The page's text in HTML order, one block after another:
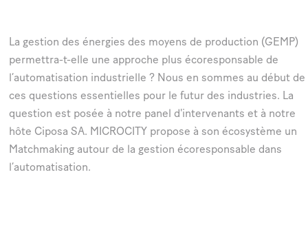
La gestion des énergies des moyens de production (GEMP)
permettra-t-elle une approche plus écoresponsable de
l’automatisation industrielle ? Nous en sommes au début de
ces questions essentielles pour le futur des industries. La
question est posée à notre panel d'intervenants et à notre
hôte Ciposa SA. MICROCITY propose à son écosystème un
Matchmaking autour de la gestion écoresponsable dans
l’automatisation.